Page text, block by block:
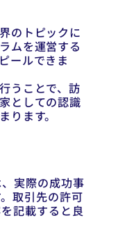
のトピックに
ムを運営する
ールできま
うことで、訪
としての認識
ります。
実際の成功事
取引先の許可
記載すると良